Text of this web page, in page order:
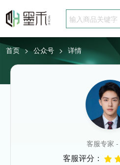
首页 > 公众号 > 详情
客服专家
客服评分：